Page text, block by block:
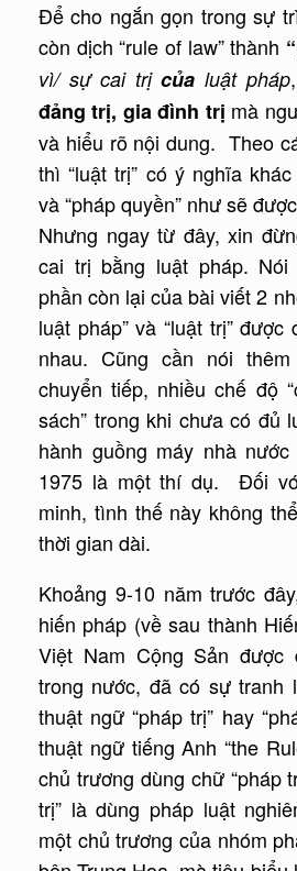
Để cho ngắn gọn trong sự
còn dịch “rule of law” thành
vì/ sự cai trịcủa luật pháp
đảng trị, gia đình trị mà
và hiểu rõ nội dung. Theo
thì “luật trị” có ý nghĩa
và “pháp quyền” như sẽ
Nhưng ngay từ đây, xin
cai trị bằng luật pháp. Nói
phần còn lại của bài viết 2
luật pháp” và “luật trị”
nhau. Cũng cần nói
chuyển tiếp, nhiều chế độ
sách” trong khi chưa có đủ
hành guồng máy nhà
1975 là một thí dụ. Đối
minh, tình thế này không
thời gian dài.
Khoảng 9-10 năm trước
hiến pháp (về sau thành
Việt Nam Cộng Sản được
trong nước, đã có sự tranh
thuật ngữ “pháp trị” hay
thuật ngữ tiếng Anh “the
chủ trương dùng chữ “pháp
trị” là dùng pháp luật
một chủ trương của nhóm